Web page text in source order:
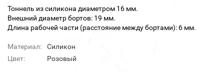
Тоннель из силикона диаметром 16 мм.
Внешний диаметр бортов: 19 мм.
Длина рабочей части (расстояние между бортами): 6 мм.
Материал:
Силикон
Цвет:
Розовый